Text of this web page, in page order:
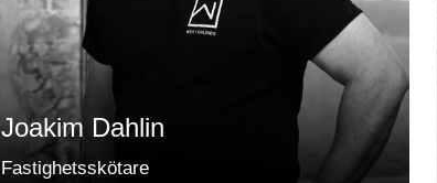
Joakim Dahlin
Fastighetsskötare